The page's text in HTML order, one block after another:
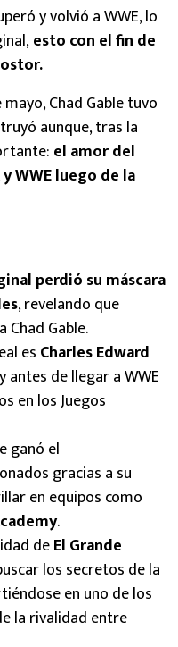
y volvió a WWE, lo
esto con el fin de
Chad Gable tuvo
aunque, tras la
el amor del
WWE luego de la
perdió su máscara
, revelando que
Gable.
es Charles Edward
antes de llegar a WWE
en los Juegos
ganó el
gracias a su
en equipos como
.
deEl Grande
los secretos de la
en uno de los
la rivalidad entre